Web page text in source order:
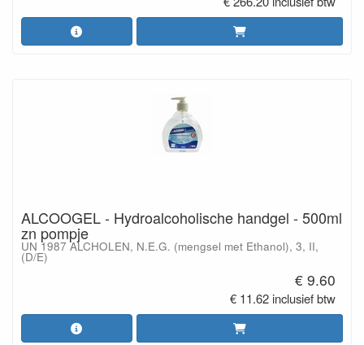
ALCOOGEL - Hydroalcoholische handgel - 500ml
zn pompje
UN 1987 ALCHOLEN, N.E.G. (mengsel met Ethanol), 3, II,
(D/E)
€ 9.60
€ 11.62 inclusief btw